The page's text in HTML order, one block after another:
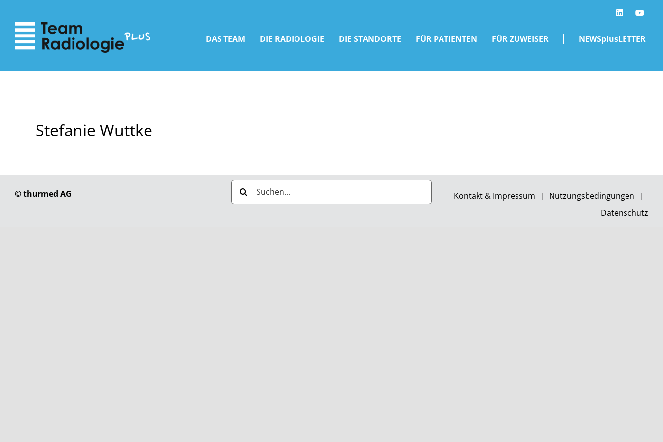
Inhalt
Navigation
LinkedIn
DAS TEAM DIE RADIOLOGIE DIE STANDORTE FÜR PATIENTEN FÜR ZUWEISER NEWSplusLETTER
Stefanie Wuttke
© thurmed AG
Suche
nach:
Kontakt & Impressum
Nutzungsbedingungen
Datenschutz